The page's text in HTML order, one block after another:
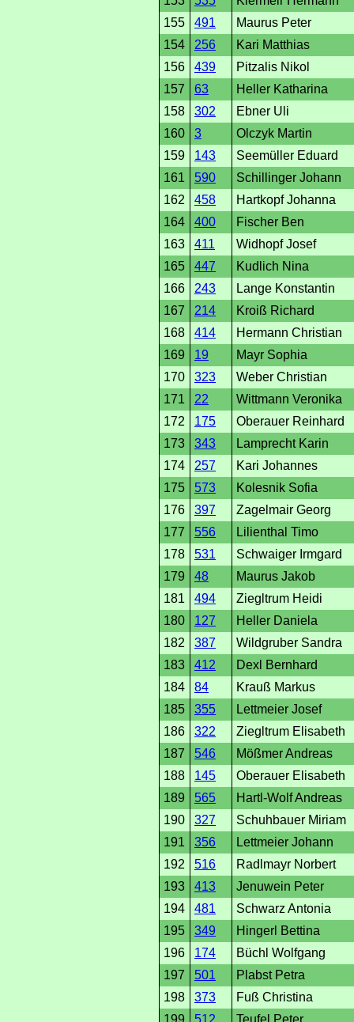
155
491
Maurus Peter
154
256
Kari Matthias
156
439
Pitzalis Nikol
157
63
Heller Katharina
158
302
Ebner Uli
160
3
Olczyk Martin
159
143
Seemüller Eduard
161
590
Schillinger Johann
162
458
Hartkopf Johanna
164
400
Fischer Ben
163
411
Widhopf Josef
165
447
Kudlich Nina
166
243
Lange Konstantin
167
214
Kroiß Richard
168
414
Hermann Christian
169
19
Mayr Sophia
170
323
Weber Christian
171
22
Wittmann Veronika
172
175
Oberauer Reinhard
173
343
Lamprecht Karin
174
257
Kari Johannes
175
573
Kolesnik Sofia
176
397
Zagelmair Georg
177
556
Lilienthal Timo
178
531
Schwaiger Irmgard
179
48
Maurus Jakob
181
494
Ziegltrum Heidi
180
127
Heller Daniela
182
387
Wildgruber Sandra
183
412
Dexl Bernhard
184
84
Krauß Markus
185
355
Lettmeier Josef
186
322
Ziegltrum Elisabeth
187
546
Mößmer Andreas
188
145
Oberauer Elisabeth
189
565
Hartl-Wolf Andreas
190
327
Schuhbauer Miriam
191
356
Lettmeier Johann
192
516
Radlmayr Norbert
193
413
Jenuwein Peter
194
481
Schwarz Antonia
195
349
Hingerl Bettina
196
174
Büchl Wolfgang
197
501
Plabst Petra
198
373
Fuß Christina
199
512
Teufel Peter